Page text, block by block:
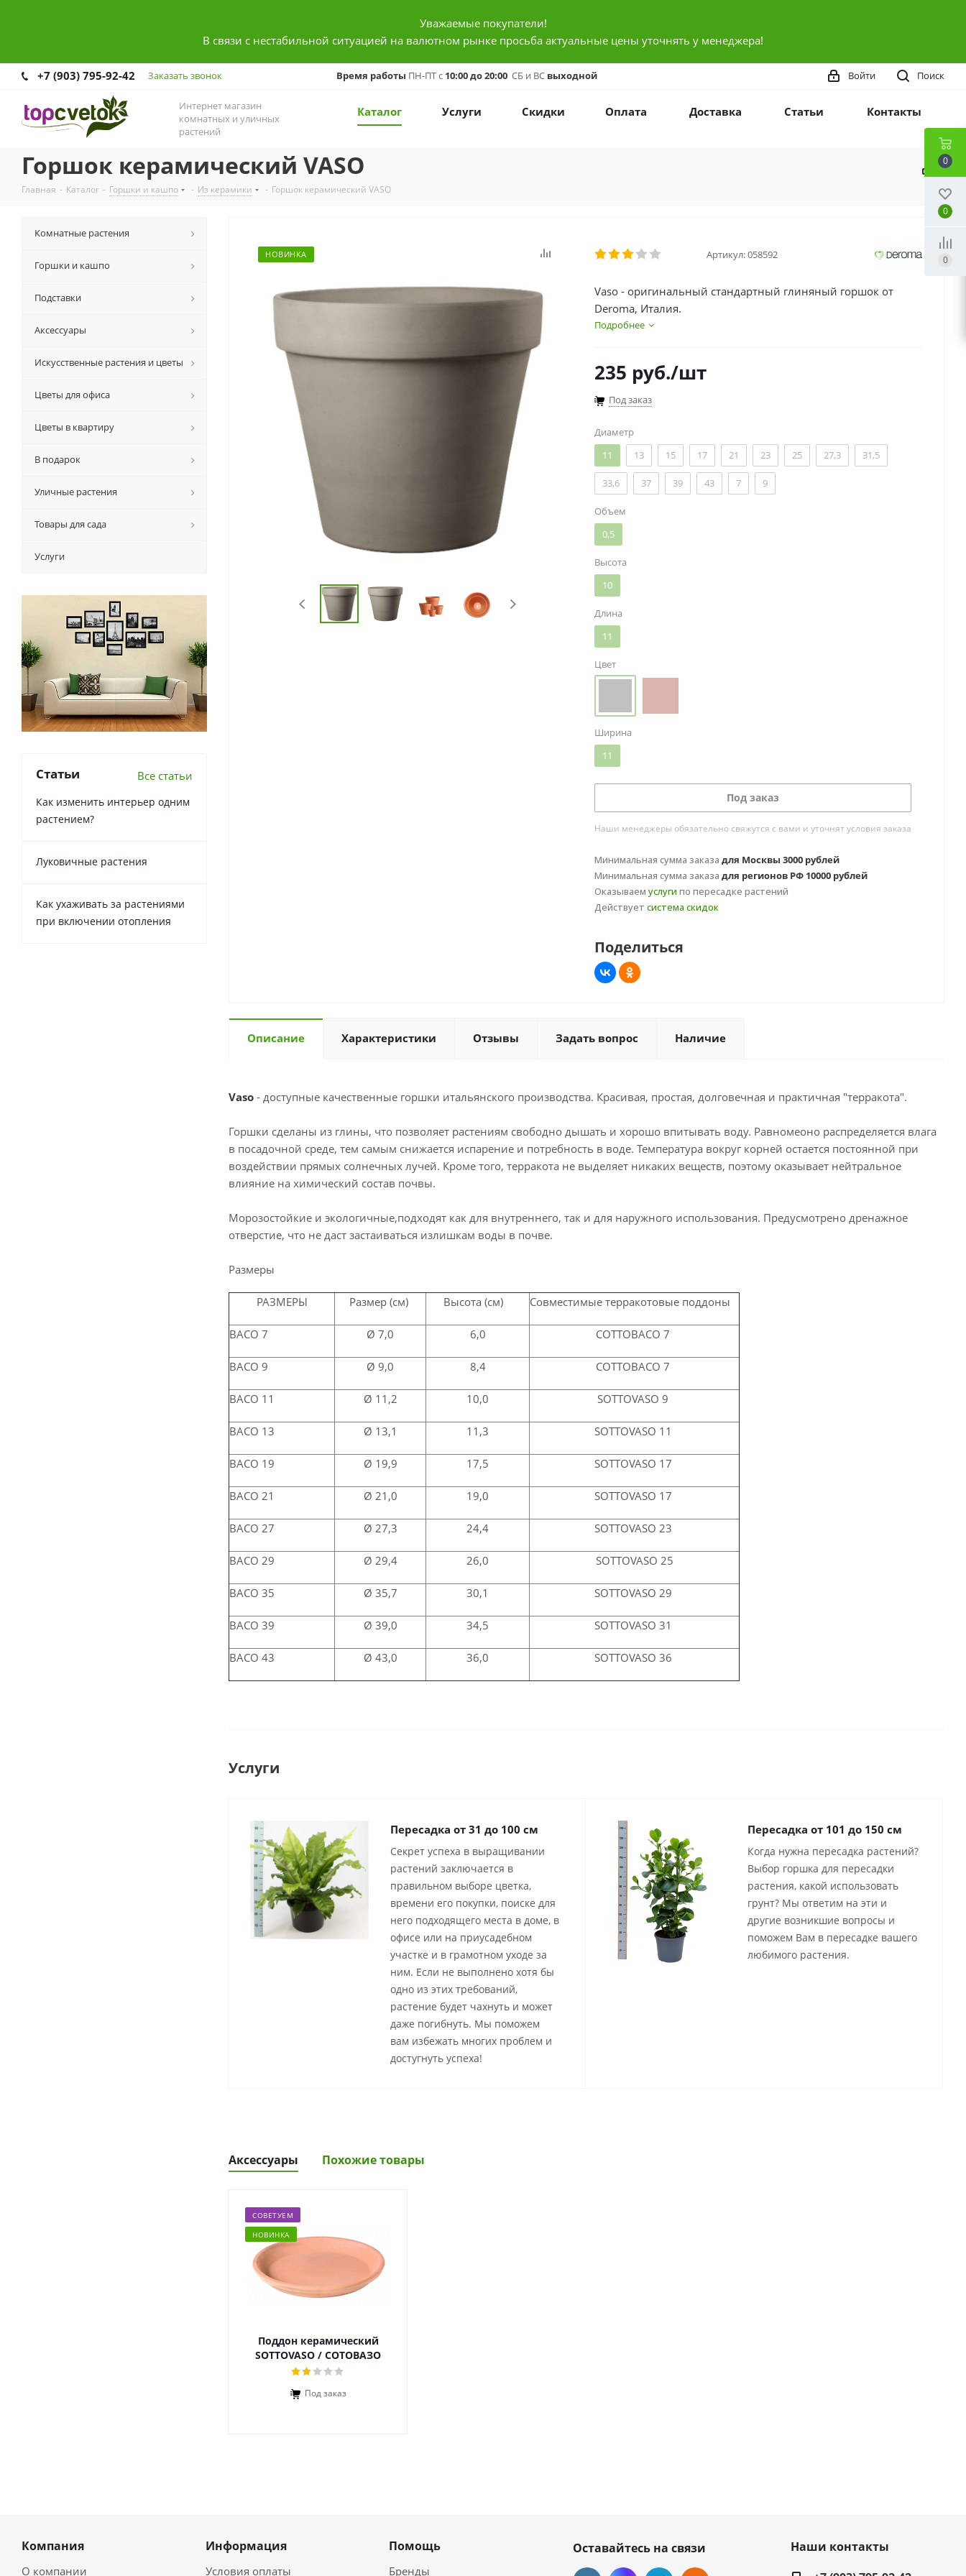
Уважаемые покупатели!
В связи с нестабильной ситуацией на валютном рынке просьба актуальные цены уточнять у менеджера!
+7 (903) 795-92-42 Заказать звонок Время работы ПН-ПТ с 10:00 до 20:00 СБ и ВС выходной Поиск
Войти
Интернет магазин
комнатных и уличных
растений
Каталог Услуги Скидки Оплата Доставка Статьи Контакты
Горшок керамический VASO
Главная - Каталог - Горшки и кашпо - Из керамики - Горшок керамический VASO
НОВИНКА Артикул:058592
Vaso - оригинальный стандартный глиняный горшок от
Deroma, Италия.
Подробнее
235 руб./шт
Под заказ
Диаметр
11
13 15 17 21 23 25 27,3 31,5
33,6 37 39 43 7 9
Объем
0,5
Высота
10
Длина
11
Цвет
Ширина
11
Под заказ
Наши менеджеры обязательно свяжутся с вами и уточнят условия заказа
Минимальная сумма заказа для Москвы 3000 рублей
Минимальная сумма заказа для регионов РФ 10000 рублей
Оказываем услуги по пересадке растений
Действует система скидок
Поделиться
Описание Характеристики Отзывы Задать вопрос Наличие
Vaso - доступные качественные горшки итальянского производства. Красивая, простая, долговечная и практичная "терракота".
Горшки сделаны из глины, что позволяет растениям свободно дышать и хорошо впитывать воду. Равномеоно распределяется влага
в посадочной среде, тем самым снижается испарение и потребность в воде. Температура вокруг корней остается постоянной при
воздействии прямых солнечных лучей. Кроме того, терракота не выделяет никаких веществ, поэтому оказывает нейтральное
влияние на химический состав почвы.
Морозостойкие и экологичные,подходят как для внутреннего, так и для наружного использования. Предусмотрено дренажное
отверстие, что не даст застаиваться излишкам воды в почве.
Размеры
РАЗМЕРЫ Размер (см) Высота (см) Совместимые терракотовые поддоны
ВАСО 7 Ø 7,0 6,0 СОТТОВАСО 7
ВАСО 9 Ø 9,0 8,4 СОТТОВАСО 7
ВАСО 11 Ø 11,2 10,0 SOTTOVASO 9
ВАСО 13 Ø 13,1 11,3 SOTTOVASO 11
ВАСО 19 Ø 19,9 17,5 SOTTOVASO 17
ВАСО 21 Ø 21,0 19,0 SOTTOVASO 17
ВАСО 27 Ø 27,3 24,4 SOTTOVASO 23
ВАСО 29 Ø 29,4 26,0 SOTTOVASO 25
ВАСО 35 Ø 35,7 30,1 SOTTOVASO 29
ВАСО 39 Ø 39,0 34,5 SOTTOVASO 31
ВАСО 43 Ø 43,0 36,0 SOTTOVASO 36
Услуги
Пересадка от 31 до 100 см
Секрет успеха в выращивании
растений заключается в
правильном выборе цветка,
времени его покупки, поиске для
него подходящего места в доме, в
офисе или на приусадебном
участке и в грамотном уходе за
ним. Если не выполнено хотя бы
одно из этих требований,
растение будет чахнуть и может
даже погибнуть. Мы поможем
вам избежать многих проблем и
достугнуть успеха!
Пересадка от 101 до 150 см
Когда нужна пересадка растений?
Выбор горшка для пересадки
растения, какой использовать
грунт? Мы ответим на эти и
другие возникшие вопросы и
поможем Вам в пересадке вашего
любимого растения.
Аксессуары Похожие товары
СОВЕТУЕМ
НОВИНКА
Поддон керамический
SOTTOVASO / СОТОВАЗО
Под заказ
Комнатные растения
Горшки и кашпо
Подставки
Аксессуары
Искусственные растения и цветы
Цветы для офиса
Цветы в квартиру
В подарок
Уличные растения
Товары для сада
Услуги
Статьи Все статьи
Как изменить интерьер одним
растением?
Луковичные растения
Как ухаживать за растениями
при включении отопления
Компания
О компании
Информация
Условия оплаты
Помощь
Бренды
Оставайтесь на связи
Наши контакты
0
0
0